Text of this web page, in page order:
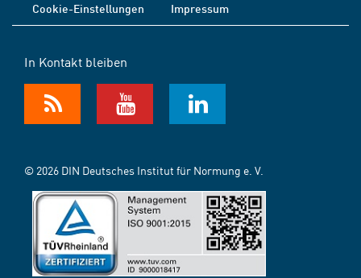
Cookie-Einstellungen
Impressum
In Kontakt bleiben
© 2026 DIN Deutsches Institut für Normung e. V.